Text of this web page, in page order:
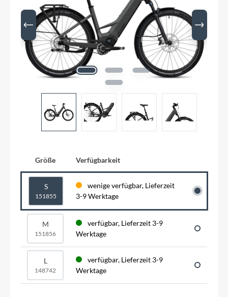
Größe Verfügbarkeit
S
151855
wenige verfügbar, Lieferzeit
3-9 Werktage
M
151856
verfügbar, Lieferzeit 3-9
Werktage
L
148742
verfügbar, Lieferzeit 3-9
Werktage